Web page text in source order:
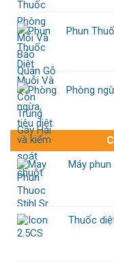
Phun
Phòng
Máy
Thuốc